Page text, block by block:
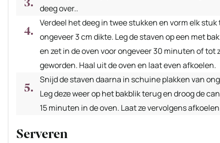
deeg over..
Verdeel het deeg in twee stukken en vorm elk
ongeveer 3 cm dikte. Leg de staven op een met
en zet in de oven voor ongeveer 30 minuten of tot
geworden. Haal uit de oven en laat even afkoelen.
Snijd de staven daarna in schuine plakken van
Leg deze weer op het bakblik terug en droog de
15 minuten in de oven. Laat ze vervolgens
Serveren